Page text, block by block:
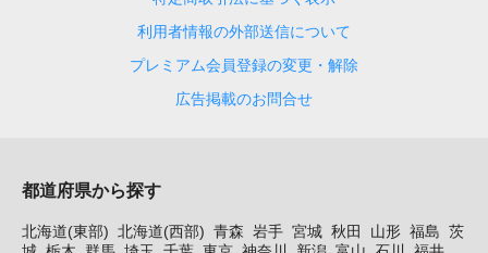
利用者情報の外部送信について
プレミアム会員登録の変更・解除
広告掲載のお問合せ
都道府県から探す
北海道(東部) 北海道(西部) 青森 岩手 宮城 秋田 山形 福島 茨